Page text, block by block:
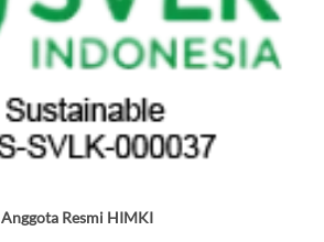
Anggota Resmi HIMKI